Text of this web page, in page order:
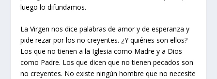
luego lo difundamos.
La Virgen nos dice palabras de amor y de esperanza y
pide rezar por los no creyentes. ¿Y quiénes son ellos?
Los que no tienen a la Iglesia como Madre y a Dios
como Padre. Los que dicen que no tienen pecados son
no creyentes. No existe ningún hombre que no necesite